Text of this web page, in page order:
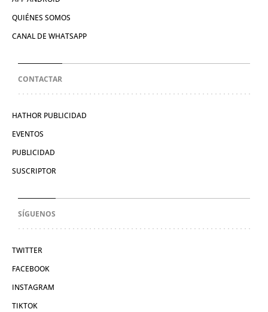
QUIÉNES SOMOS
CANAL DE WHATSAPP
CONTACTAR
HATHOR PUBLICIDAD
EVENTOS
PUBLICIDAD
SUSCRIPTOR
SÍGUENOS
TWITTER
FACEBOOK
INSTAGRAM
TIKTOK